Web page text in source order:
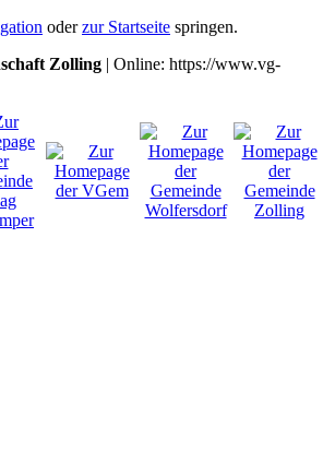
oderzur Startseite springen.
Zolling | Online: https://www.vg-